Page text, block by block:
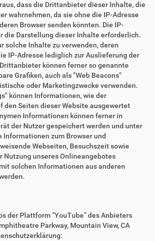
dass die Drittanbieter dieser Inhalte, die
wahrnehmen, da sie ohne die IP-Adresse
Browser senden könnten. Die IP-
die Darstellung dieser Inhalte erforderlich.
solche Inhalte zu verwenden, deren
IP-Adresse lediglich zur Auslieferung der
können ferner so genannte
Grafiken, auch als "Web Beacons"
oder Marketingzwecke verwenden.
können Informationen, wie der
den Seiten dieser Website ausgewertet
Informationen können ferner in
der Nutzer gespeichert werden und unter
Informationen zum Browser und
Webseiten, Besuchszeit sowie
Nutzung unseres Onlineangebotes
solchen Informationen aus anderen
der Plattform “YouTube” des Anbieters
Parkway, Mountain View, CA